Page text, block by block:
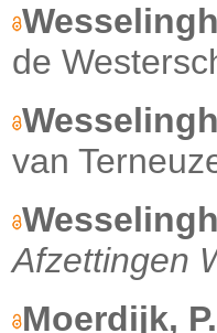
de
van
Afzettingen
Moerdijk, P.